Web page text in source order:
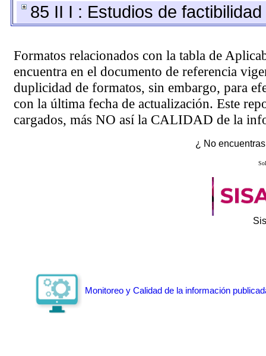
85 II I : Estudios de
Formatos relacionados con la tabla de
encuentra en el documento de referencia
duplicidad de formatos, sin embargo, para
con la última fecha de actualización. Este
cargados, más NO así la CALIDAD de la
¿ No
Monitoreo y Calidad de la información